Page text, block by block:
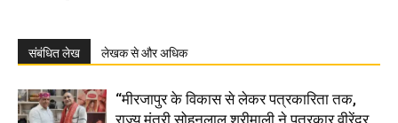
संबंधित लेख लेखक से और अधिक
“मीरजापुर के विकास से लेकर पत्रकारिता तक,
राज्य मंत्री सोहनलाल श्रीमाली ने पत्रकार वीरेंद्र